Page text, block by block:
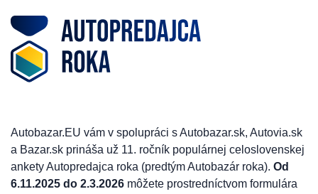
Autobazar.EU vám v spolupráci s Autobazar.sk, Autovia.sk
a Bazar.sk prináša už 11. ročník populárnej celoslovenskej
ankety Autopredajca roka (predtým Autobazár roka). Od
6.11.2025 do 2.3.2026 môžete prostredníctvom formulára